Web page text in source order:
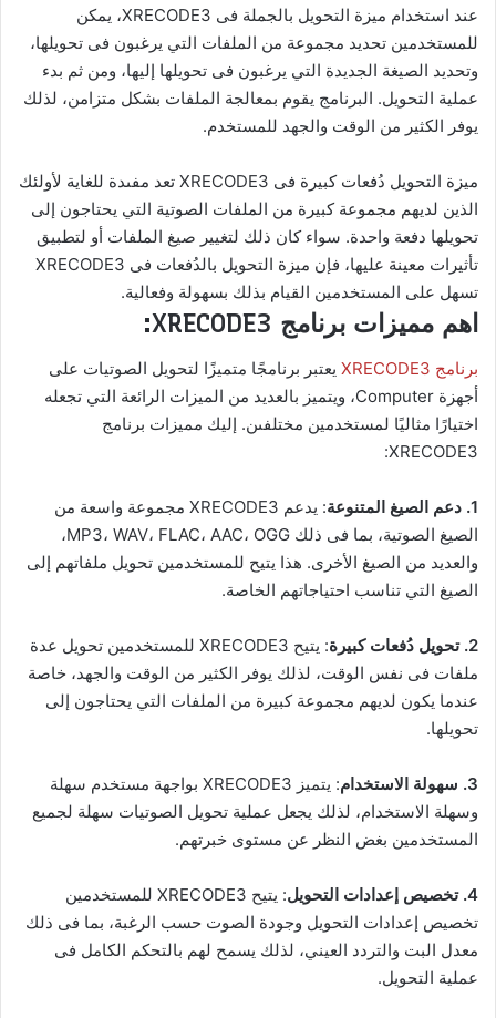
عند استخدام ميزة التحويل بالجملة فى XRECODE3، يمكن
للمستخدمين تحديد مجموعة من الملفات التي يرغبون فى تحويلها،
وتحديد الصيغة الجديدة التي يرغبون فى تحويلها إليها، ومن ثم بدء
عملية التحويل. البرنامج يقوم بمعالجة الملفات بشكل متزامن، لذلك
يوفر الكثير من الوقت والجهد للمستخدم.
ميزة التحويل دُفعات كبيرة فى XRECODE3 تعد مفىدة للغاية لأولئك
الذين لديهم مجموعة كبيرة من الملفات الصوتية التي يحتاجون إلى
تحويلها دفعة واحدة. سواء كان ذلك لتغيير صيغ الملفات أو لتطبيق
تأثيرات معينة عليها، فإن ميزة التحويل بالدُفعات فى XRECODE3
تسهل على المستخدمين القيام بذلك بسهولة وفعالية.
اهم مميزات برنامج XRECODE3:
برنامج XRECODE3
يعتبر برنامجًا متميزًا لتحويل الصوتيات على
أجهزة Computer، ويتميز بالعديد من الميزات الرائعة التي تجعله
اختيارًا مثاليًا لمستخدمين مختلفىن. إليك مميزات برنامج
XRECODE3:
1. دعم الصيغ المتنوعة
: يدعم XRECODE3 مجموعة واسعة من
الصيغ الصوتية، بما فى ذلك MP3، WAV، FLAC، AAC، OGG،
والعديد من الصيغ الأخرى. هذا يتيح للمستخدمين تحويل ملفاتهم إلى
الصيغ التي تناسب احتياجاتهم الخاصة.
2. تحويل دُفعات كبيرة
: يتيح XRECODE3 للمستخدمين تحويل عدة
ملفات فى نفس الوقت، لذلك يوفر الكثير من الوقت والجهد، خاصة
عندما يكون لديهم مجموعة كبيرة من الملفات التي يحتاجون إلى
تحويلها.
3. سهولة الاستخدام
: يتميز XRECODE3 بواجهة مستخدم سهلة
وسهلة الاستخدام، لذلك يجعل عملية تحويل الصوتيات سهلة لجميع
المستخدمين بغض النظر عن مستوى خبرتهم.
4. تخصيص إعدادات التحويل
: يتيح XRECODE3 للمستخدمين
تخصيص إعدادات التحويل وجودة الصوت حسب الرغبة، بما فى ذلك
معدل البت والتردد العيني، لذلك يسمح لهم بالتحكم الكامل فى
عملية التحويل.